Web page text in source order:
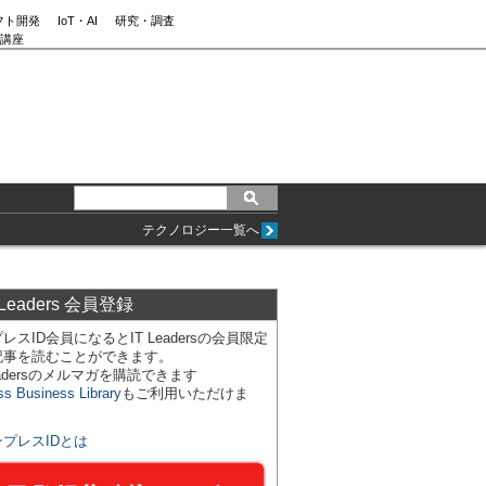
ト開発 IoT・AI
研究・調査
座
テクノロジー一覧へ
会員登録
スID会員になるとIT Leadersの会員限定
を読むことができます。
のメルマガを購読できます
Business Libraryもご利用いただけま
プレスIDとは